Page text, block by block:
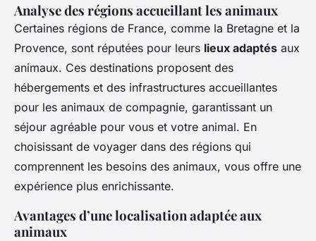
Analyse des régions accueillant les animaux
Certaines régions de France, comme la Bretagne et la
Provence, sont réputées pour leurs lieux adaptés aux
animaux. Ces destinations proposent des
hébergements et des infrastructures accueillantes
pour les animaux de compagnie, garantissant un
séjour agréable pour vous et votre animal. En
choisissant de voyager dans des régions qui
comprennent les besoins des animaux, vous offre une
expérience plus enrichissante.
Avantages d’une localisation adaptée aux
animaux